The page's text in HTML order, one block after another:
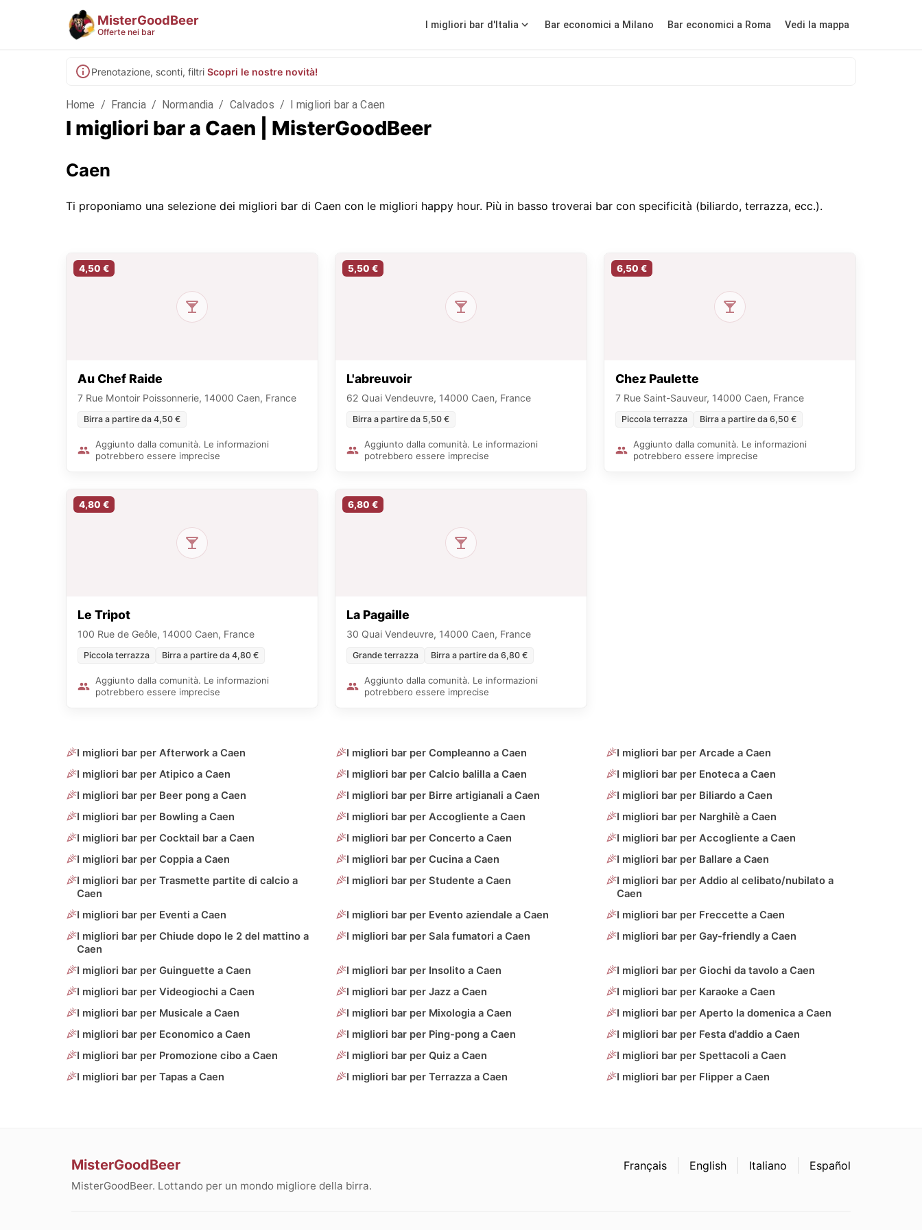
MisterGoodBeer
Offerte nei bar
I migliori bar d'Italia Bar economici a Milano Bar economici a Roma Vedi la mappa
Prenotazione, sconti, filtri Scopri le nostre novità!
Home / Francia / Normandia / Calvados / I migliori bar a Caen
I migliori bar a Caen | MisterGoodBeer
Caen
Ti proponiamo una selezione dei migliori bar di Caen con le migliori happy hour. Più in basso troverai bar con specificità (biliardo, terrazza, ecc.).
4,50 €
Au Chef Raide
7 Rue Montoir Poissonnerie, 14000 Caen, France
Birra a partire da 4,50 €
Aggiunto dalla comunità. Le informazioni
potrebbero essere imprecise
5,50 €
L'abreuvoir
62 Quai Vendeuvre, 14000 Caen, France
Birra a partire da 5,50 €
Aggiunto dalla comunità. Le informazioni
potrebbero essere imprecise
6,50 €
Chez Paulette
7 Rue Saint-Sauveur, 14000 Caen, France
Piccola terrazza Birra a partire da 6,50 €
Aggiunto dalla comunità. Le informazioni
potrebbero essere imprecise
4,80 €
Le Tripot
100 Rue de Geôle, 14000 Caen, France
Piccola terrazza Birra a partire da 4,80 €
Aggiunto dalla comunità. Le informazioni
potrebbero essere imprecise
6,80 €
La Pagaille
30 Quai Vendeuvre, 14000 Caen, France
Grande terrazza Birra a partire da 6,80 €
Aggiunto dalla comunità. Le informazioni
potrebbero essere imprecise
I migliori bar per Afterwork a Caen I migliori bar per Compleanno a Caen
I migliori bar per Arcade a Caen
I migliori bar per Atipico a Caen
I migliori bar per Calcio balilla a Caen
I migliori bar per Enoteca a Caen
I migliori bar per Beer pong a Caen
I migliori bar per Birre artigianali a Caen
I migliori bar per Biliardo a Caen
I migliori bar per Bowling a Caen
I migliori bar per Accogliente a Caen
I migliori bar per Narghilè a Caen
I migliori bar per Cocktail bar a Caen
I migliori bar per Concerto a Caen
I migliori bar per Accogliente a Caen
I migliori bar per Coppia a Caen
I migliori bar per Cucina a Caen
I migliori bar per Ballare a Caen
I migliori bar per Trasmette partite di calcio a
Caen
I migliori bar per Studente a Caen
I migliori bar per Addio al celibato/nubilato a
Caen
I migliori bar per Eventi a Caen
I migliori bar per Evento aziendale a Caen
I migliori bar per Freccette a Caen
I migliori bar per Chiude dopo le 2 del mattino a
Caen
I migliori bar per Sala fumatori a Caen I migliori bar per Gay-friendly a Caen
I migliori bar per Guinguette a Caen I migliori bar per Insolito a Caen
I migliori bar per Giochi da tavolo a Caen
I migliori bar per Videogiochi a Caen
I migliori bar per Jazz a Caen
I migliori bar per Karaoke a Caen
I migliori bar per Musicale a Caen
I migliori bar per Mixologia a Caen
I migliori bar per Aperto la domenica a Caen
I migliori bar per Economico a Caen
I migliori bar per Ping-pong a Caen
I migliori bar per Festa d'addio a Caen
I migliori bar per Promozione cibo a Caen
I migliori bar per Quiz a Caen
I migliori bar per Spettacoli a Caen
I migliori bar per Tapas a Caen
I migliori bar per Terrazza a Caen I migliori bar per Flipper a Caen
MisterGoodBeer
MisterGoodBeer. Lottando per un mondo migliore della birra.
Français English Italiano Español